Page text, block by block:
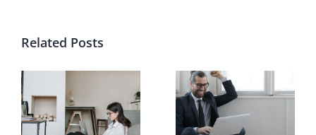
Related Posts